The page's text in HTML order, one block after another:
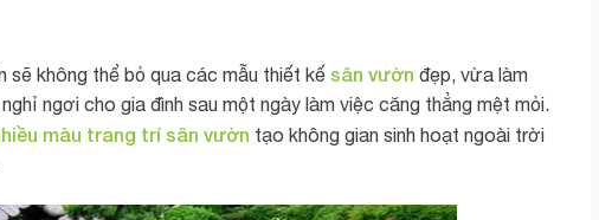
sẽ không thể bỏ qua các mẫu thiết kế sân vườn đẹp, vừa làm
ngơi cho gia đình sau một ngày làm việc căng thẳng mệt mỏi.
màu trang trí sân vườn tạo không gian sinh hoạt ngoài trời